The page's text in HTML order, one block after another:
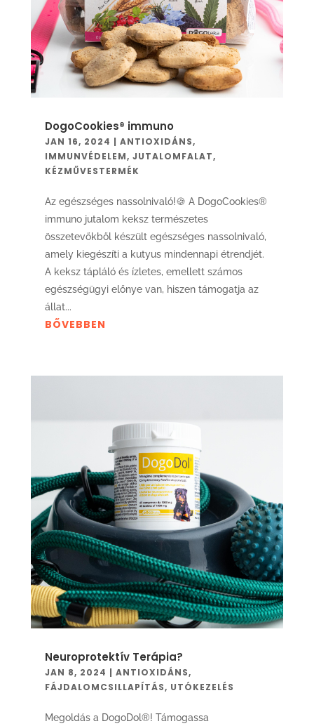
DogoCookies® immuno
JAN 16, 2024 | ANTIOXIDÁNS,
IMMUNVÉDELEM, JUTALOMFALAT,
KÉZMŰVESTERMÉK
Az egészséges nassolnivaló!🍪 A DogoCookies®
immuno jutalom keksz természetes
összetevőkből készült egészséges nassolnivaló,
amely kiegészíti a kutyus mindennapi étrendjét.
A keksz tápláló és ízletes, emellett számos
egészségügyi előnye van, hiszen támogatja az
állat...
BŐVEBBEN
Neuroprotektív Terápia?
JAN 8, 2024 | ANTIOXIDÁNS,
FÁJDALOMCSILLAPÍTÁS, UTÓKEZELÉS
Megoldás a DogoDol®! Támogassa